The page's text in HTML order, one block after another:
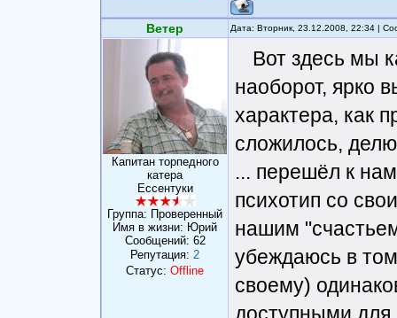
Ветер Дата: Вторник, 23.12.2008, 22:34 |
Капитан торпедного
катера
Ессентуки
Группа: Проверенный
Имя в жизни: Юрий
Сообщений: 62
Репутация: 2
Статус: Offline
Вот здесь мы
наоборот, ярко
характера, как
сложилось,
... перешёл к
психотип со
нашим
убеждаюсь в
своему)